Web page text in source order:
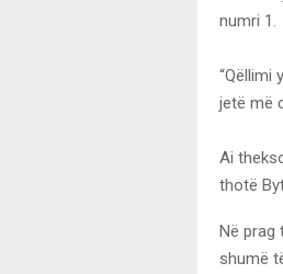
numri 1.
“Qëllimi
jetë më
Ai
thotë
Në prag
shumë